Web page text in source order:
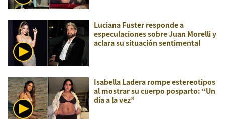
Luciana Fuster responde a
especulaciones sobre Juan Morelli y
aclara su situación sentimental
Isabella Ladera rompe estereotipos
al mostrar su cuerpo posparto: “Un
día a la vez”